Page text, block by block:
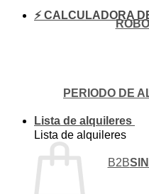
⚡ CALCULADORA
Lista de alquileres
Lista de alquileres
PERIODO DE
B2B